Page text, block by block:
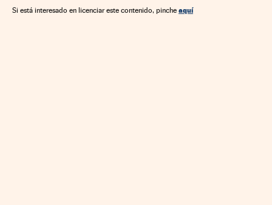
Economía Política Relaciones exteriores Reino Unido
Si está interesado en licenciar este contenido, pinche aquí